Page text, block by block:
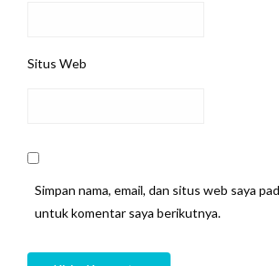
Situs Web
Simpan nama, email, dan situs web saya
untuk komentar saya berikutnya.